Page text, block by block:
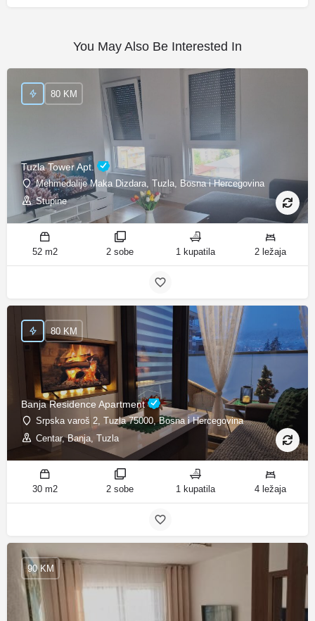
You May Also Be Interested In
Tuzla Tower Apt.
Mehmedalije Maka Dizdara, Tuzla, Bosna i Hercegovina
Stupine
80 KM
52 m2 2 sobe 1 kupatila 2 ležaja
Banja Residence Apartment
Srpska varoš 2, Tuzla 75000, Bosna i Hercegovina
Centar, Banja, Tuzla
80 KM
30 m2 2 sobe 1 kupatila 4 ležaja
90 KM